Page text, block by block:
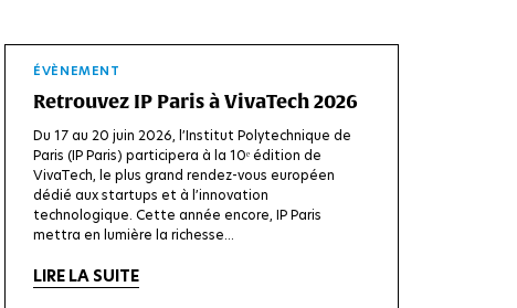
ÉVÈNEMENT
Retrouvez IP Paris à VivaTech 2026
Du 17 au 20 juin 2026, l’Institut Polytechnique de
Paris (IP Paris) participera à la 10ᵉ édition de
VivaTech, le plus grand rendez-vous européen
dédié aux startups et à l’innovation
technologique. Cette année encore, IP Paris
mettra en lumière la richesse...
LIRE LA SUITE